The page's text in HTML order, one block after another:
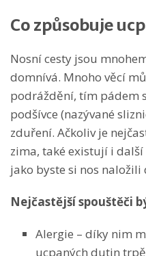
Co způsobuje
Nosní cesty jsou
domnívá. Mnoho věcí
podráždění, tím pádem
podšívce (nazývané
zduření. Ačkoliv je
zima, také existují i
jako byste si nos naložili
Nejčastější spouštěči
Alergie – díky nim
ucpaných dutin